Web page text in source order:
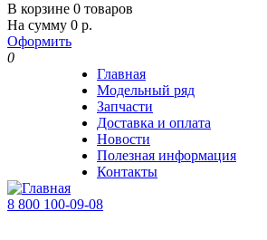
В корзине 0 товаров
На сумму 0 р.
Оформить
0
Главная
Модельный ряд
Запчасти
Доставка и оплата
Новости
Полезная информация
Контакты
8 800 100-09-08